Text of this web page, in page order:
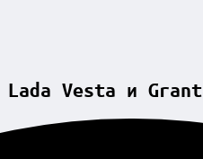
Lada Vesta и